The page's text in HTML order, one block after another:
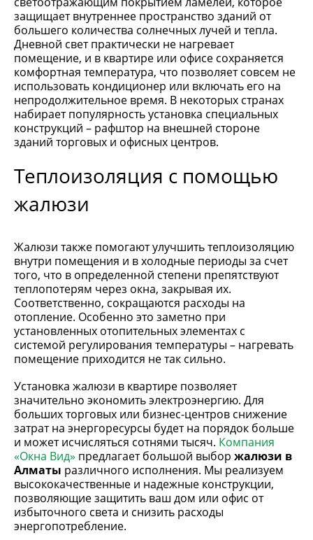
защищает внутреннее пространство зданий от
большего количества солнечных лучей и тепла.
Дневной свет практически не нагревает
помещение, и в квартире или офисе сохраняется
комфортная температура, что позволяет совсем не
использовать кондиционер или включать его на
непродолжительное время. В некоторых странах
набирает популярность установка специальных
конструкций – рафштор на внешней стороне
зданий торговых и офисных центров.
Теплоизоляция с помощью
жалюзи
Жалюзи также помогают улучшить теплоизоляцию
внутри помещения и в холодные периоды за счет
того, что в определенной степени препятствуют
теплопотерям через окна, закрывая их.
Соответственно, сокращаются расходы на
отопление. Особенно это заметно при
установленных отопительных элементах с
системой регулирования температуры – нагревать
помещение приходится не так сильно.
Установка жалюзи в квартире позволяет
значительно экономить электроэнергию. Для
больших торговых или бизнес-центров снижение
затрат на энергоресурсы будет на порядок больше
и может исчисляться сотнями тысяч. Компания
«Окна Вид» предлагает большой выбор жалюзи в
Алматы различного исполнения. Мы реализуем
высококачественные и надежные конструкции,
позволяющие защитить ваш дом или офис от
избыточного света и снизить расходы
энергопотребление.